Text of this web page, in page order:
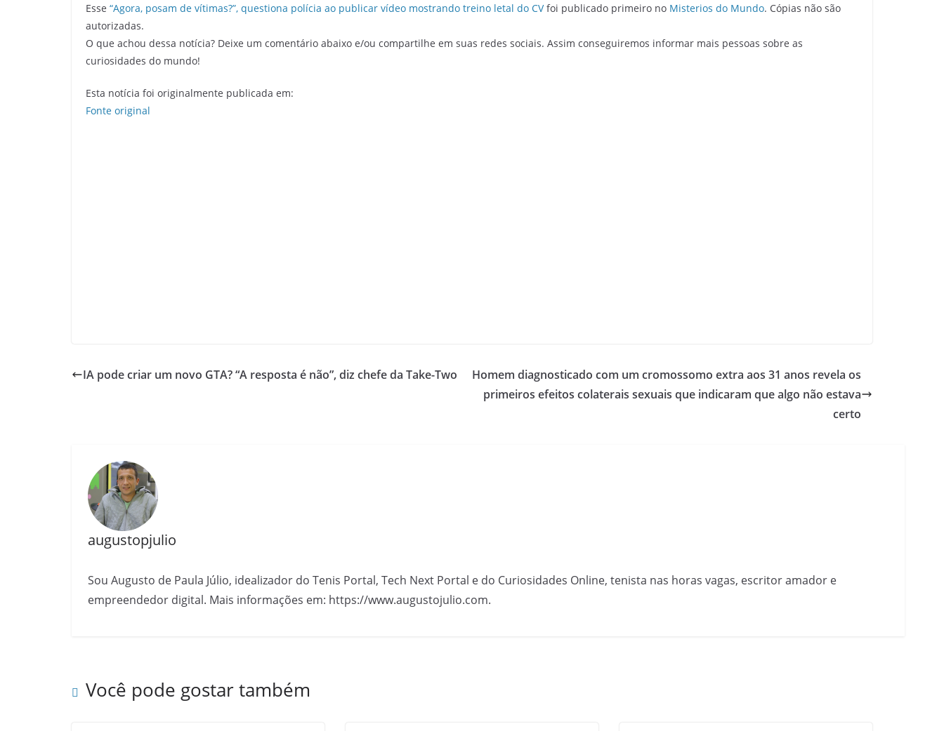
Esse “Agora, posam de vítimas?”, questiona polícia ao publicar vídeo mostrando treino letal do CVfoi publicado primeiro no Misterios do Mundo. Cópias não são
autorizadas.
O que achou dessa notícia? Deixe um comentário abaixo e/ou compartilhe em suas redes sociais. Assim conseguiremos informar mais pessoas sobre as
curiosidades do mundo!
Esta notícia foi originalmente publicada em:
Fonte original
IA pode criar um novo GTA? “A resposta é não”, diz chefe da Take-Two
Homem diagnosticado com um cromossomo extra aos 31 anos revela os
primeiros efeitos colaterais sexuais que indicaram que algo não estava
certo
augustopjulio
Sou Augusto de Paula Júlio, idealizador do Tenis Portal, Tech Next Portal e do Curiosidades Online, tenista nas horas vagas, escritor amador e
empreendedor digital. Mais informações em: https://www.augustojulio.com.
Você pode gostar também